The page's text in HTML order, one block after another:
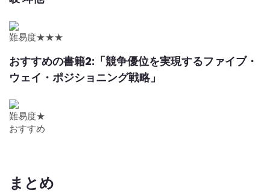
難易度★★★
おすすめの書籍2:「競争優位を実現するファイブ・
ウェイ・ポジショニング戦略」
難易度★
おすすめ
まとめ